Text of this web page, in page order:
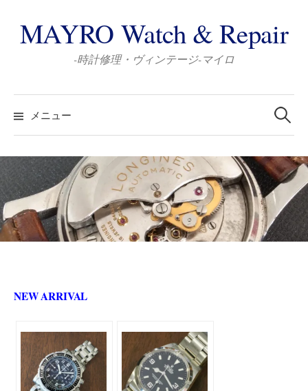
ン
テ
ス
キ
ッ
プ
MAYRO Watch & Repair
-時計修理・ヴィンテージ-マイロ
メニュー
検
索:
NEW ARRIVAL